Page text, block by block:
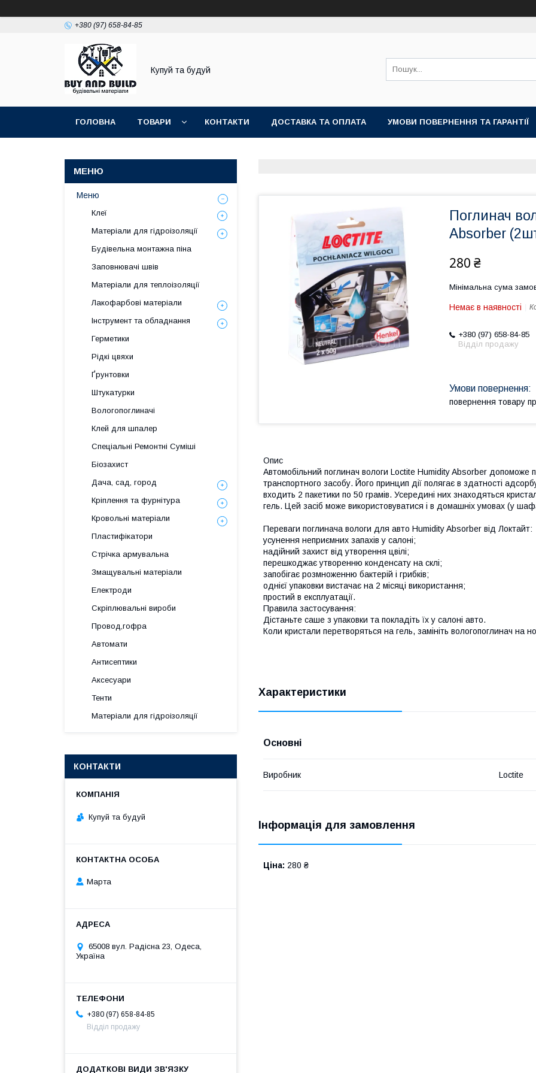
+380 (97) 658-84-85
Купуй та будуй
ГОЛОВНА ТОВАРИ КОНТАКТИ ДОСТАВКА ТА ОПЛАТА УМОВИ ПОВЕРНЕННЯ ТА ГАРАНТІЇ
Поглинач
Absorber
280 ₴
Мінімальна сума
Немає в наявності
+380 (97) 658-84-85
Відділ продажу
повернення товару
Опис
Автомобільний поглинач вологи Loctite Humidity Absorber допоможе
транспортного засобу. Його принцип дії полягає в здатності
входить 2 пакетики по 50 грамів. Усередині них знаходяться
гель. Цей засіб може використовуватися і в домашніх умовах (у
Переваги поглинача вологи для авто Humidity Absorber від Локтайт:
усунення неприємних запахів у салоні;
надійний захист від утворення цвілі;
перешкоджає утворенню конденсату на склі;
запобігає розмноженню бактерій і грибків;
однієї упаковки вистачає на 2 місяці використання;
простий в експлуатації.
Правила застосування:
Дістаньте саше з упаковки та покладіть їх у салоні авто.
Коли кристали перетворяться на гель, замініть вологопоглинач на
Характеристики
Основні
Виробник Loctite
Інформація для замовлення
Ціна: 280 ₴
Меню
Клеї
Матеріали для гідроізоляції
Будівельна монтажна піна
Заповнювачі швів
Матеріали для теплоізоляції
Лакофарбові матеріали
Інструмент та обладнання
Герметики
Рідкі цвяхи
Ґрунтовки
Штукатурки
Вологопоглиначі
Клей для шпалер
Спеціальні Ремонтні Суміші
Біозахист
Дача, сад, город
Кріплення та фурнітура
Кровольні матеріали
Пластифікатори
Стрічка армувальна
Змащувальні матеріали
Електроди
Скріплювальні вироби
Провод,гофра
Автомати
Антисептики
Аксесуари
Тенти
Матеріали для гідроізоляції
КОНТАКТИ
Купуй та будуй
Марта
65008 вул. Радісна 23, Одеса,
Україна
+380 (97) 658-84-85
Відділ продажу